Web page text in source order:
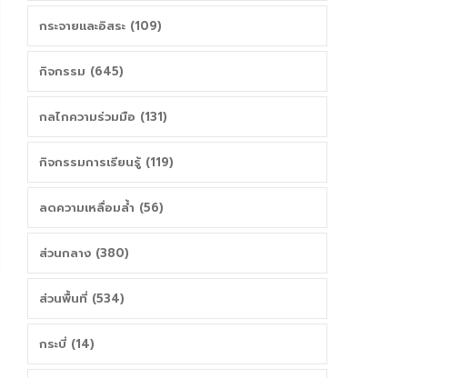
กระจายและอิสระ (109)
กิจกรรม (645)
กลไกความร่วมมือ (131)
กิจกรรมการเรียนรู้ (119)
ลดความเหลื่อมล้ำ (56)
ส่วนกลาง (380)
ส่วนพื้นที่ (534)
กระบี่ (14)